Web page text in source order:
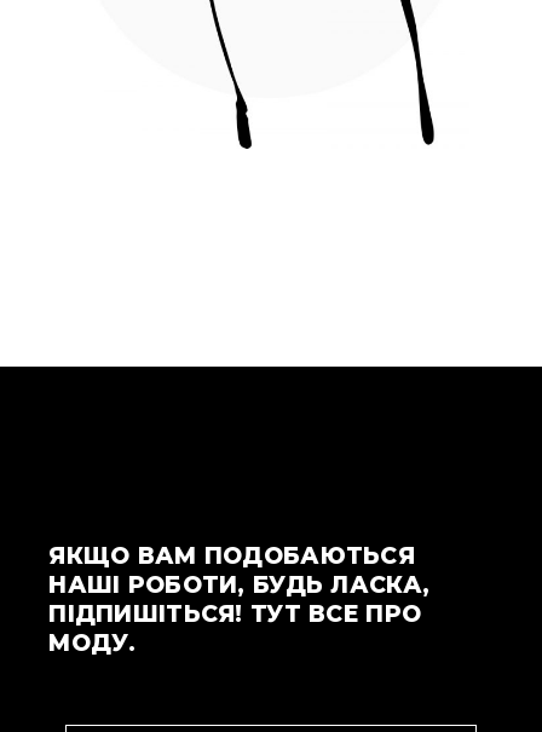
ЯКЩО ВАМ ПОДОБАЮТЬСЯ
НАШІ РОБОТИ, БУДЬ ЛАСКА,
ПІДПИШІТЬСЯ! ТУТ ВСЕ ПРО
МОДУ.